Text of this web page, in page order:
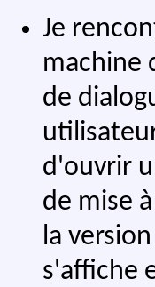
Je
machine
de
d'ouvrir
de mise
la
s'affiche